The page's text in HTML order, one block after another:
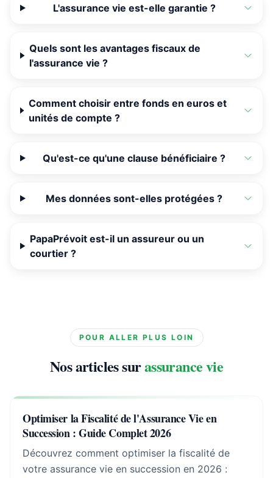
L'assurance vie est-elle garantie ?
Quels sont les avantages fiscaux de
l'assurance vie ?
Comment choisir entre fonds en euros et
unités de compte ?
Qu'est-ce qu'une clause bénéficiaire ?
Mes données sont-elles protégées ?
PapaPrévoit est-il un assureur ou un
courtier ?
POUR ALLER PLUS LOIN
Nos articles surassurance vie
Optimiser la Fiscalité de l'Assurance Vie en
Succession : Guide Complet 2026
Découvrez comment optimiser la fiscalité de
votre assurance vie en succession en 2026 :